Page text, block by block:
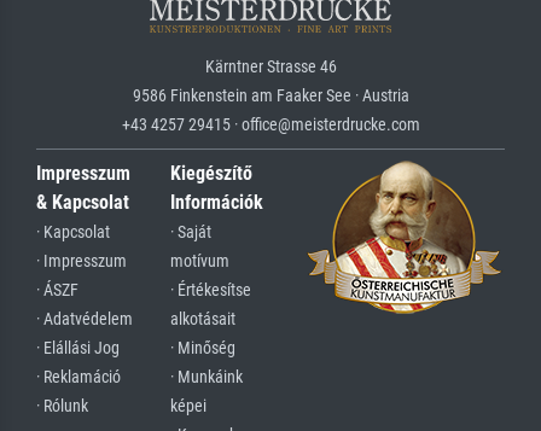
Kärntner Strasse 46
9586 Finkenstein am Faaker See · Austria
+43 4257 29415 · office@meisterdrucke.com
Impresszum
& Kapcsolat
· Kapcsolat
· Impresszum
· ÁSZF
· Adatvédelem
· Elállási Jog
· Reklamáció
· Rólunk
Kiegészítő
Információk
· Saját
motívum
· Értékesítse
alkotásait
· Minőség
· Munkáink
képei